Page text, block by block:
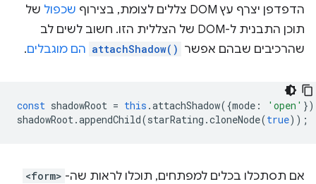
הדפדפן יצרף עץ DOM צללים לצומת, בצירוף
שכפול של
תוכן התבנית ל-DOM של הצללית הזו. חשוב לשים לב
שהרכיבים שבהם אפשר attachShadow() הם מוגבלים.
const shadowRoot = this .attachShadow({mode : 'open'
shadowRoot .appendChild(starRating .cloneNode(true));
אם תסתכלו בכלים למפתחים, תוכלו לראות שה- <form>